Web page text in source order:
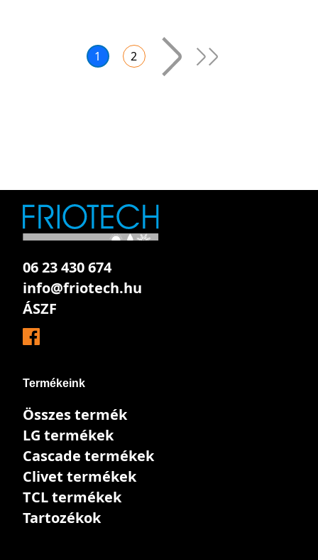
1 2
06 23 430 674
info@friotech.hu
ÁSZF
Termékeink
Összes termék
LG termékek
Cascade termékek
Clivet termékek
TCL termékek
Tartozékok